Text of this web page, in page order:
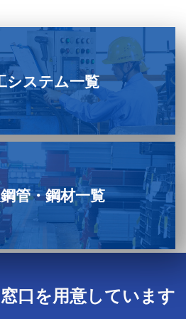
システム一覧
管・鋼材一覧
口を用意しています